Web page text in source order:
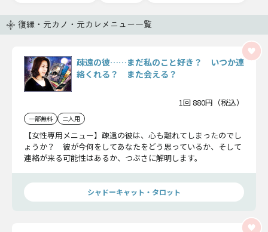
復縁・元カノ・元カレメニュー一覧
疎遠の彼……まだ私のこと好き？ いつか連
絡くれる？ また会える？
1回 880円（税込）
一部無料 二人用
【女性専用メニュー】疎遠の彼は、心も離れてしまったのでし
ょうか？ 彼が今何をしてあなたをどう思っているか、そして
連絡が来る可能性はあるか、つぶさに解明します。
シャドーキャット・タロット